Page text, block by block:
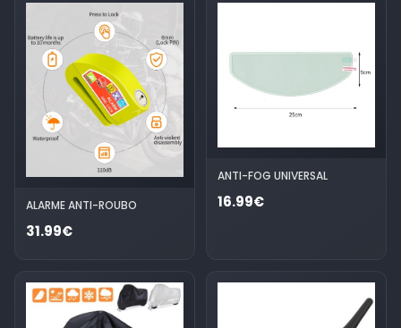
ALARME ANTI-ROUBO
31.99€
ANTI-FOG UNIVERSAL
16.99€